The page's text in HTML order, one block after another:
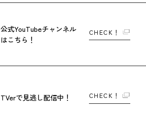
公式YouTubeチャンネル
はこちら！
CHECK！
TVerで見逃し配信中！ CHECK！